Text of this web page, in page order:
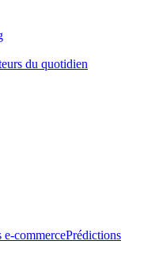
du quotidien
e-commercePrédictions